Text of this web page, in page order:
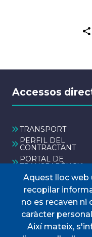
Accessos
TRANSPORT
PERFIL DEL
CONTRACTANT
PORTAL DE
TRANSPARÈNCIA
Menú
INICI
Aquest lloc web
recopilar
no es recaven ni
caràcter
Així mateix,